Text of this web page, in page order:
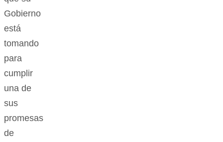
Gobierno
está
tomando
para
cumplir
una de
sus
promesas
de